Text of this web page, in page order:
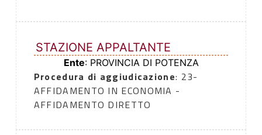
STAZIONE APPALTANTE
Ente: PROVINCIA DI POTENZA
Procedura di aggiudicazione: 23-
AFFIDAMENTO IN ECONOMIA -
AFFIDAMENTO DIRETTO